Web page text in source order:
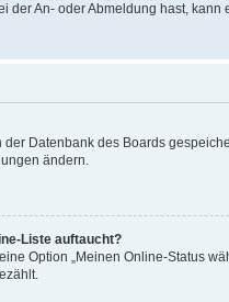
An- oder Abmeldung hast,
Datenbank des Boards
ändern.
Liste auftaucht?
Option „Meinen Online-Status